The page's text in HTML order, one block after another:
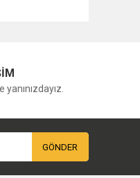
GÖNDER